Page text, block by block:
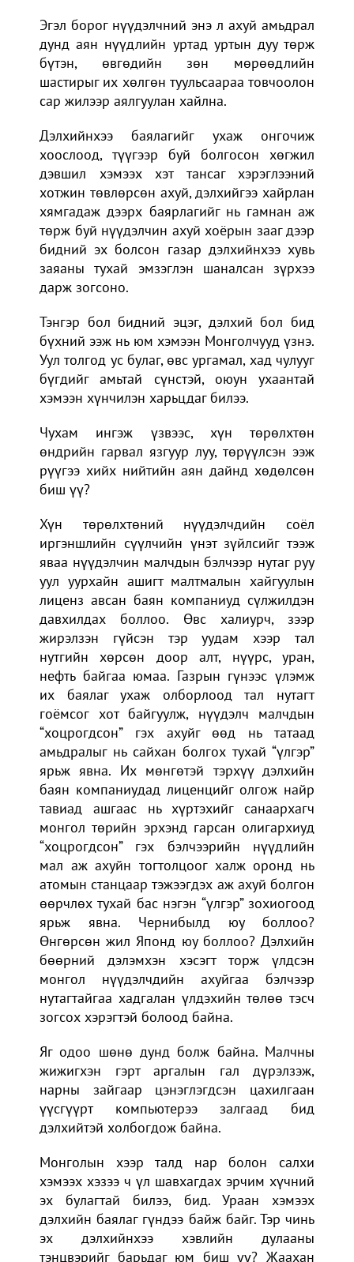
Эгэл борог нүүдэлчний энэ л ахуй амьдрал
дунд аян нүүдлийн уртад уртын дуу төрж
бүтэн, өвгөдийн зөн мөрөөдлийн
шастирыг их хөлгөн туульсаараа товчоолон
сар жилээр аялгуулан хайлна.
Дэлхийнхээ баялагийг ухаж онгочиж
хоослоод, түүгээр буй болгосон хөгжил
дэвшил хэмээх хэт тансаг хэрэглээний
хотжин төвлөрсөн ахуй, дэлхийгээ хайрлан
хямгадаж дээрх баярлагийг нь гамнан аж
төрж буй нүүдэлчин ахуй хоёрын зааг дээр
бидний эх болсон газар дэлхийнхээ хувь
заяаны тухай эмзэглэн шаналсан зүрхээ
дарж зогсоно.
Тэнгэр бол бидний эцэг, дэлхий бол бид
бүхний ээж нь юм хэмээн Монголчууд үзнэ.
Уул толгод ус булаг, өвс ургамал, хад чулууг
бүгдийг амьтай сүнстэй, оюун ухаантай
хэмээн хүнчилэн харьцдаг билээ.
Чухам ингэж үзвээс, хүн төрөлхтөн
өндрийн гарвал язгуур луу, төрүүлсэн ээж
рүүгээ хийх нийтийн аян дайнд хөдөлсөн
биш үү?
Хүн төрөлхтөний нүүдэлчдийн соёл
иргэншлийн сүүлчийн үнэт зүйлсийг тээж
яваа нүүдэлчин малчдын бэлчээр нутаг руу
уул уурхайн ашигт малтмалын хайгуулын
лиценз авсан баян компаниуд сүлжилдэн
давхилдах боллоо. Өвс халиурч, зээр
жирэлзэн гүйсэн тэр уудам хээр тал
нутгийн хөрсөн доор алт, нүүрс, уран,
нефть байгаа юмаа. Газрын гүнээс үлэмж
их баялаг ухаж олборлоод тал нутагт
гоёмсог хот байгуулж, нүүдэлч малчдын
“хоцрогдсон” гэх ахуйг өөд нь татаад
амьдралыг нь сайхан болгох тухай “үлгэр”
ярьж явна. Их мөнгөтэй тэрхүү дэлхийн
баян компаниудад лиценцийг олгож найр
тавиад ашгаас нь хүртэхийг санаархагч
монгол төрийн эрхэнд гарсан олигархиуд
“хоцрогдсон” гэх бэлчээрийн нүүдлийн
мал аж ахуйн тогтолцоог халж оронд нь
атомын станцаар тэжээгдэх аж ахуй болгон
өөрчлөх тухай бас нэгэн “үлгэр” зохиогоод
ярьж явна. Чернибылд юу боллоо?
Өнгөрсөн жил Японд юу боллоо? Дэлхийн
бөөрний дэлэмхэн хэсэгт торж үлдсэн
монгол нүүдэлчдийн ахуйгаа бэлчээр
нутагтайгаа хадгалан үлдэхийн төлөө тэсч
зогсох хэрэгтэй болоод байна.
Яг одоо шөнө дунд болж байна. Малчны
жижигхэн гэрт аргалын гал дүрэлзэж,
нарны зайгаар цэнэглэгдсэн цахилгаан
үүсгүүрт компьютерээ залгаад бид
дэлхийтэй холбогдож байна.
Монголын хээр талд нар болон салхи
хэмээх хэзээ ч үл шавхагдах эрчим хүчний
эх булагтай билээ, бид. Ураан хэмээх
дэлхийн баялаг гүндээ байж байг. Тэр чинь
эх дэлхийнхээ хэвлийн дулааны
тэнцвэрийг барьдаг юм биш үү? Жаахан